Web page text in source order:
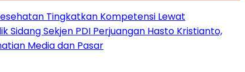
Tingkatkan Kompetensi Lewat
Sidang Sekjen PDI Perjuangan Hasto Kristianto,
Media dan Pasar